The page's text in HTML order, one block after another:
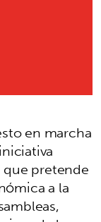
en marcha
pretende
a la